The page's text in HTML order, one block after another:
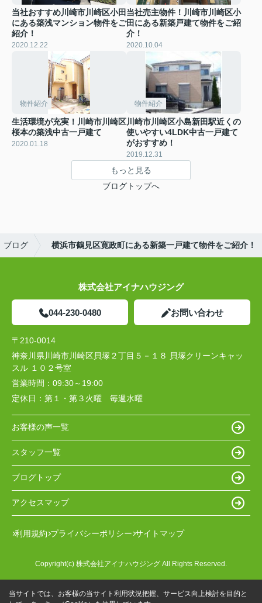
当社おすすめ川崎市川崎区小田
にある築浅マンション物件をご
紹介！
2020.12.22
当社売主物件！川崎市川崎区小
田にある新築戸建て物件をご紹
介！
2020.10.04
物件紹介
生活環境が充実！川崎市川崎区
桜本の築浅中古一戸建て
2020.01.18
物件紹介
川崎市川崎区小島新田駅近くの
使いやすい4LDK中古一戸建て
がおすすめ！
2019.12.31
もっと見る
ブログトップへ
ブログ 横浜市鶴見区寛政町にある新築一戸建て物件をご紹介！
株式会社アイナハウジング
044-230-0480 お問い合わせ
〒210-0014
神奈川県川崎市川崎区貝塚２丁目５－１８ 貝塚クリーンキャッ
スル １０２号室
営業時間： 09:30～19:00
定休日： 第１・第３火曜 毎週水曜
お客様の声一覧
スタッフ一覧
ブログトップ
アクセスマップ
利用規約 プライバシーポリシー サイトマップ
Copyright(c) 株式会社アイナハウジング All Rights Reserved.
当サイトでは、お客様の当サイト利用状況把握、サービス向上検討を目的と